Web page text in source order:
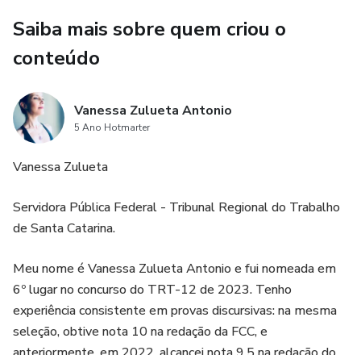
Saiba mais sobre quem criou o
conteúdo
Vanessa Zulueta Antonio
5 Ano Hotmarter
Vanessa Zulueta
Servidora Pública Federal - Tribunal Regional do Trabalho
de Santa Catarina.
Meu nome é Vanessa Zulueta Antonio e fui nomeada em
6º lugar no concurso do TRT-12 de 2023. Tenho
experiência consistente em provas discursivas: na mesma
seleção, obtive nota 10 na redação da FCC, e